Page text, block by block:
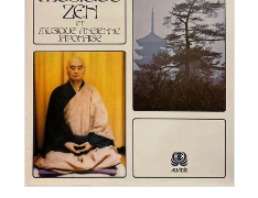
Yamaguchi,
Hoemei
Matsumura
“Musique
Zen
Musique
Ancienne